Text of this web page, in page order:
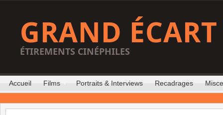
GRAND ÉCART
ÉTIREMENTS CINÉPHILES
Accueil Films Portraits & Interviews Recadrages